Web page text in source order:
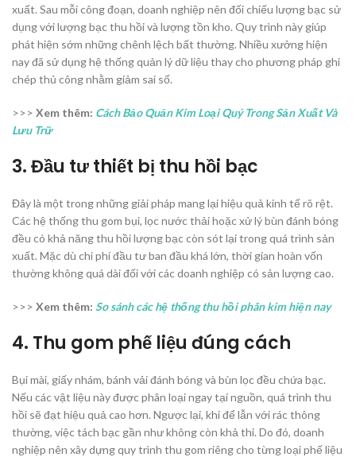
xuất. Sau mỗi công đoạn, doanh nghiệp nên đối chiếu lượng bạc sử
dụng với lượng bạc thu hồi và lượng tồn kho. Quy trình này giúp
phát hiện sớm những chênh lệch bất thường. Nhiều xưởng hiện
nay đã sử dụng hệ thống quản lý dữ liệu thay cho phương pháp ghi
chép thủ công nhằm giảm sai số.
>>> Xem thêm: Cách Bảo Quản Kim Loại Quý Trong Sản Xuất Và
Lưu Trữ
3. Đầu tư thiết bị thu hồi bạc
Đây là một trong những giải pháp mang lại hiệu quả kinh tế rõ rệt.
Các hệ thống thu gom bụi, lọc nước thải hoặc xử lý bùn đánh bóng
đều có khả năng thu hồi lượng bạc còn sót lại trong quá trình sản
xuất. Mặc dù chi phí đầu tư ban đầu khá lớn, thời gian hoàn vốn
thường không quá dài đối với các doanh nghiệp có sản lượng cao.
>>> Xem thêm: So sánh các hệ thống thu hồi phân kim hiện nay
4. Thu gom phế liệu đúng cách
Bụi mài, giấy nhám, bánh vải đánh bóng và bùn lọc đều chứa bạc.
Nếu các vật liệu này được phân loại ngay tại nguồn, quá trình thu
hồi sẽ đạt hiệu quả cao hơn. Ngược lại, khi để lẫn với rác thông
thường, việc tách bạc gần như không còn khả thi. Do đó, doanh
nghiệp nên xây dựng quy trình thu gom riêng cho từng loại phế liệu